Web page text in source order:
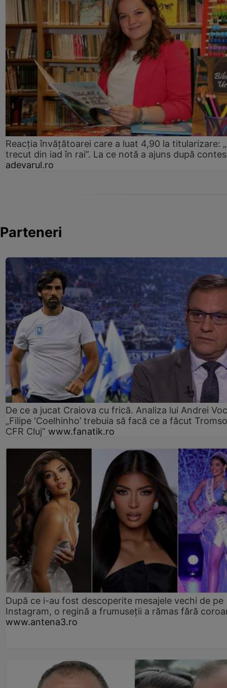
Reacția învățătoarei care a luat 4,90 la titularizare:
trecut din iad în rai”. La ce notă a ajuns după
adevarul.ro
Parteneri
De ce a jucat Craiova cu frică. Analiza lui Andrei
„Filipe ‘Coelhinho’ trebuia să facă ce a făcut
CFR Cluj” www.fanatik.ro
După ce i-au fost descoperite mesajele vechi de pe
Instagram, o regină a frumuseții a rămas fără
www.antena3.ro